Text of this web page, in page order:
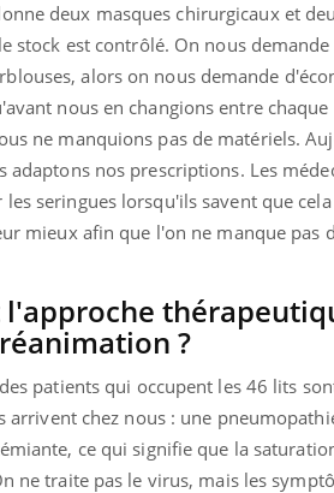
deux masques chirurgicaux et
stock est contrôlé. On nous
alors on nous demande
nous en changions entre
ne manquions pas de matériels.
adaptons nos prescriptions. Les
seringues lorsqu'ils savent que
mieux afin que l'on ne manque pas
l'approche
?
patients qui occupent les 46 lits
arrivent chez nous : une
ce qui signifie que la
ne traite pas le virus, mais les
: se
nouveau
piscine,
Nos mains
Youtube
Diabète & Ramadan
Le Ramadan approche,
nombreuses personnes
diabète, c'est une
défis, mais ...